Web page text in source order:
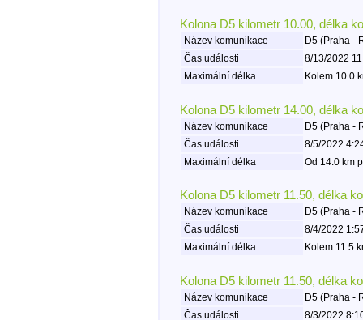
Kolona D5 kilometr 10.00, délka
Název komunikace
D5 (Praha -
Čas události
8/13/2022
Maximální délka
Kolem 10.0
Kolona D5 kilometr 14.00, délka
Název komunikace
D5 (Praha -
Čas události
8/5/2022
Maximální délka
Od 14.0 km
Kolona D5 kilometr 11.50, délka
Název komunikace
D5 (Praha -
Čas události
8/4/2022
Maximální délka
Kolem 11.5
Kolona D5 kilometr 11.50, délka
Název komunikace
D5 (Praha -
Čas události
8/3/2022